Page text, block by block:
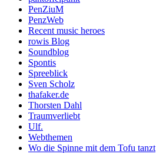
PenZiuM
PenzWeb
Recent music heroes
rowis Blog
Soundblog
Spontis
Spreeblick
Sven Scholz
thafaker.de
Thorsten Dahl
Traumverliebt
Ulf.
Webthemen
Wo die Spinne mit dem Tofu tanzt